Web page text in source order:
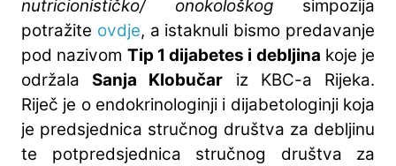
nutricionističko/ onokološkog simpozija
potražite ovdje, a istaknuli bismo predavanje
pod nazivom Tip 1 dijabetes i debljina koje je
održala Sanja Klobučar iz KBC-a Rijeka.
Riječ je o endokrinologinji i dijabetologinji koja
je predsjednica stručnog društva za debljinu
te potpredsjednica stručnog društva za